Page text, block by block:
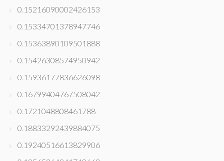
0.15216090002426153
0.15334701378947746
0.15363890109501888
0.15426308574950942
0.15936177836626098
0.16799404767508042
0.1721048808461788
0.18833292439884075
0.19240516613829906